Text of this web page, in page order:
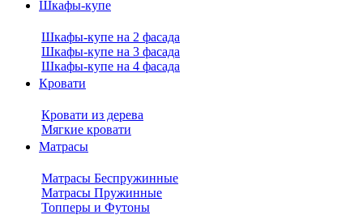
Шкафы-купе
Шкафы-купе на 2 фасада
Шкафы-купе на 3 фасада
Шкафы-купе на 4 фасада
Кровати
Кровати из дерева
Мягкие кровати
Матрасы
Матрасы Беспружинные
Матрасы Пружинные
Топперы и Футоны